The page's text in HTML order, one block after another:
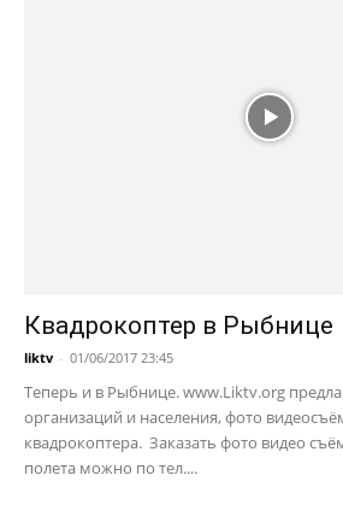
Квадрокоптер в Рыбнице
liktv - 01/06/2017 23:45
Теперь и в Рыбнице. www.Liktv.org
организаций и населения, фото
квадрокоптера. Заказать фото видео
полета можно по тел....